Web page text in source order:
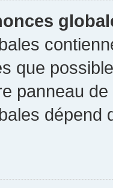
que
panneau
dépend